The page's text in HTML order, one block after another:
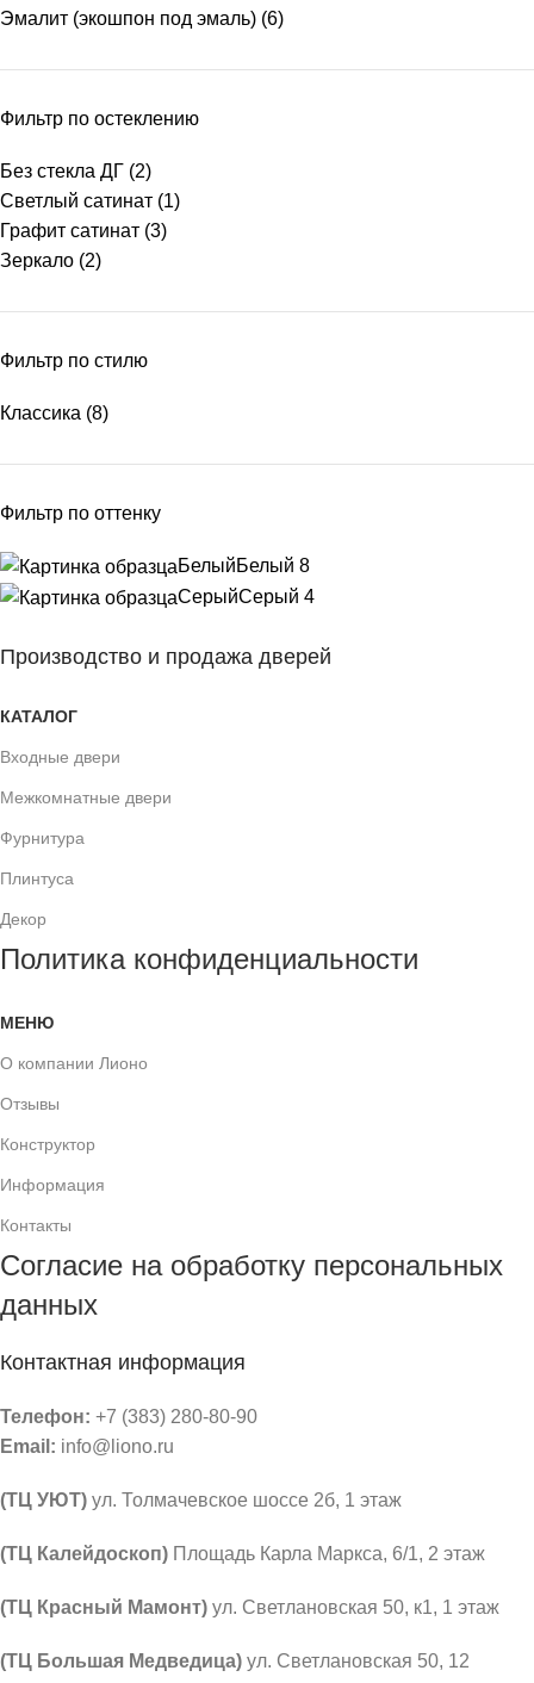
Эмалит (экошпон под эмаль) (6)
Фильтр по остеклению
Без стекла ДГ (2)
Светлый сатинат (1)
Графит сатинат (3)
Зеркало (2)
Фильтр по стилю
Классика (8)
Фильтр по оттенку
БелыйБелый 8
СерыйСерый 4
Производство и продажа дверей
КАТАЛОГ
Входные двери
Межкомнатные двери
Фурнитура
Плинтуса
Декор
Политика конфиденциальности
МЕНЮ
О компании Лионо
Отзывы
Конструктор
Информация
Контакты
Согласие на обработку персональных
данных
Контактная информация
Телефон: +7 (383) 280-80-90
Email: info@liono.ru
(ТЦ УЮТ) ул. Толмачевское шоссе 2б, 1 этаж
​(​ТЦ Калейдоскоп) Площадь Карла Маркса, 6/1, 2 этаж
(ТЦ Красный Мамонт) ул. Светлановская 50, к1, 1 этаж
(ТЦ Большая Медведица) ул. Светлановская 50, ​12